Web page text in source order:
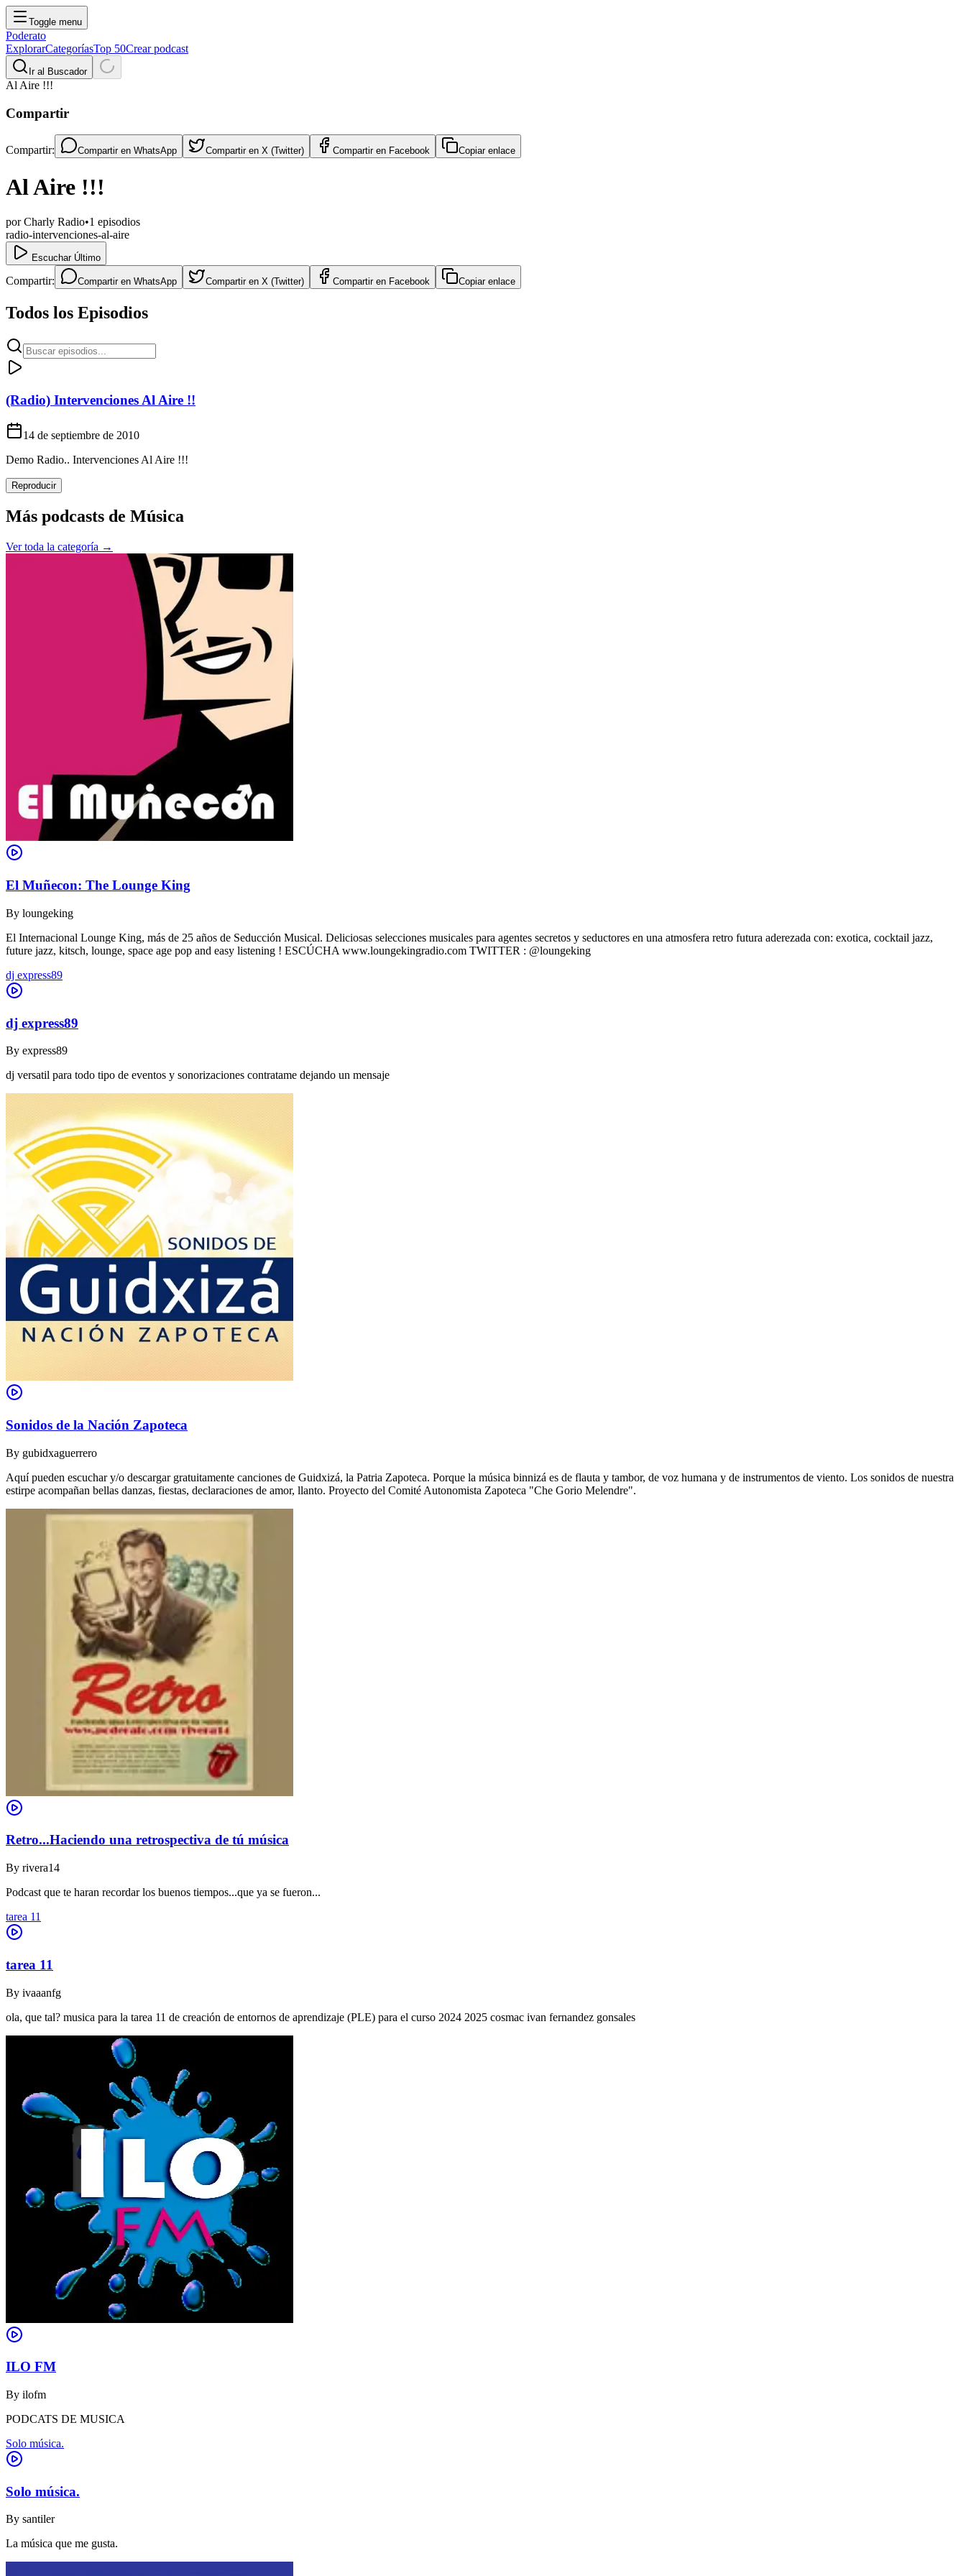
Toggle menu
Poderato
ExplorarCategoríasTop 50Crear podcast
Ir al Buscador
Al Aire !!!
Compartir
Compartir: Compartir en WhatsApp Compartir en X (Twitter) Compartir en Facebook Copiar enlace
Al Aire !!!
porCharly Radio•1 episodios
radio-intervenciones-al-aire
Escuchar Último
Compartir: Compartir en WhatsApp Compartir en X (Twitter) Compartir en Facebook Copiar enlace
Todos los Episodios
(Radio) Intervenciones Al Aire !!
14 de septiembre de 2010
Demo Radio.. Intervenciones Al Aire !!!
Reproducir
Más podcasts de Música
Ver toda la categoría →
El Muñecon: The Lounge King
By loungeking
El Internacional Lounge King, más de 25 años de Seducción Musical. Deliciosas selecciones musicales para agentes secretos y seductores en una atmosfera retro futura aderezada con: exotica, cocktail jazz,
future jazz, kitsch, lounge, space age pop and easy listening ! ESCÚCHA www.loungekingradio.com TWITTER : @loungeking
dj express89
dj express89
By express89
dj versatil para todo tipo de eventos y sonorizaciones contratame dejando un mensaje
Sonidos de la Nación Zapoteca
By gubidxaguerrero
Aquí pueden escuchar y/o descargar gratuitamente canciones de Guidxizá, la Patria Zapoteca. Porque la música binnizá es de flauta y tambor, de voz humana y de instrumentos de viento. Los sonidos de nuestra
estirpe acompañan bellas danzas, fiestas, declaraciones de amor, llanto. Proyecto del Comité Autonomista Zapoteca "Che Gorio Melendre".
Retro...Haciendo una retrospectiva de tú música
By rivera14
Podcast que te haran recordar los buenos tiempos...que ya se fueron...
tarea 11
tarea 11
By ivaaanfg
ola, que tal? musica para la tarea 11 de creación de entornos de aprendizaje (PLE) para el curso 2024 2025 cosmac ivan fernandez gonsales
ILO FM
By ilofm
PODCATS DE MUSICA
Solo música.
Solo música.
By santiler
La música que me gusta.